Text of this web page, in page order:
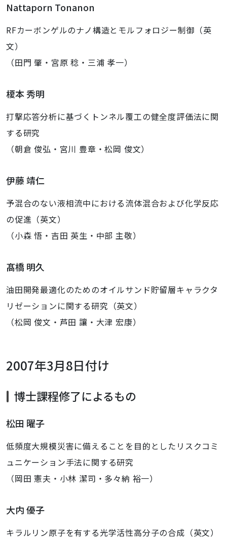
Nattaporn Tonanon
RFカーボンゲルのナノ構造とモルフォロジー制御（英
文）
（田門 肇・宮原 稔・三浦 孝一）
榎本 秀明
打撃応答分析に基づくトンネル覆工の健全度評価法に関
する研究
（朝倉 俊弘・宮川 豊章・松岡 俊文）
伊藤 靖仁
予混合のない液相流中における流体混合および化学反応
の促進（英文）
（小森 悟・吉田 英生・中部 主敬）
髙橋 明久
油田開発最適化のためのオイルサンド貯留層キャラクタ
リゼーションに関する研究（英文）
（松岡 俊文・芦田 讓・大津 宏康）
2007年3月8日付け
博士課程修了によるもの
松田 曜子
低頻度大規模災害に備えることを目的としたリスクコミ
ュニケーション手法に関する研究
（岡田 憲夫・小林 潔司・多々納 裕一）
大内 優子
キラルリン原子を有する光学活性高分子の合成（英文）